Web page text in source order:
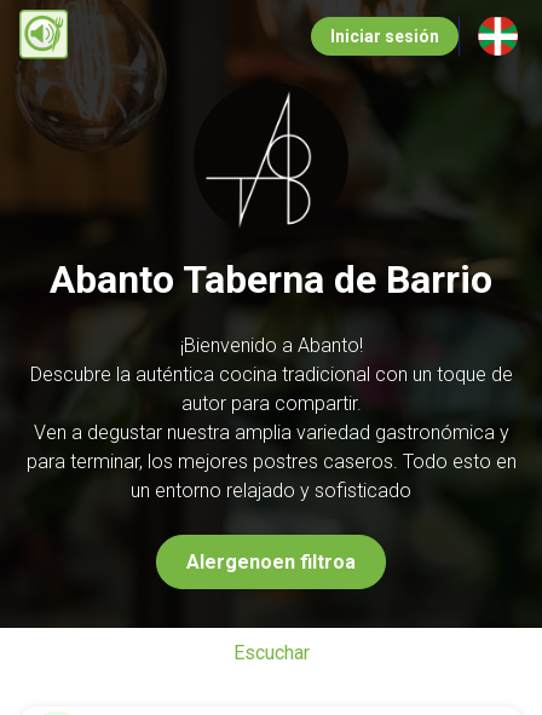
Pasar
contenido
principal
Iniciar sesión
Abanto Taberna de Barrio
¡Bienvenido a Abanto!
Descubre la auténtica cocina tradicional con un toque de
autor para compartir.
Ven a degustar nuestra amplia variedad gastronómica y
para terminar, los mejores postres caseros. Todo esto en
un entorno relajado y sofisticado
Alergenoen filtroa
Escuchar